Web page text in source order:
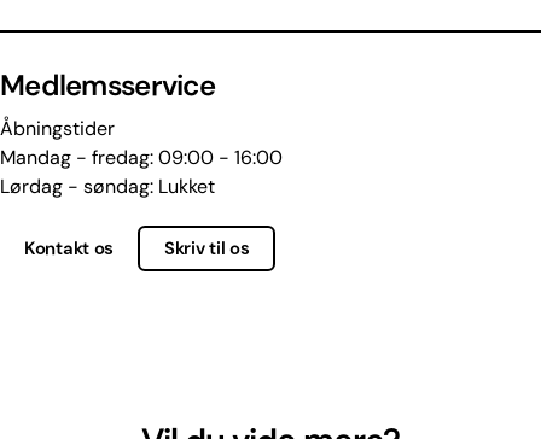
Medlemsservice
Åbningstider
Mandag - fredag: 09:00 - 16:00
Lørdag - søndag: Lukket
Kontakt os Skriv til os